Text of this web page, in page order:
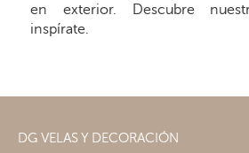
en exterior. Descubre
inspírate.
DG VELAS Y DECORACIÓN